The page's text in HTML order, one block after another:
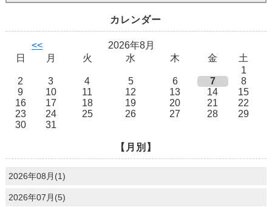
カレンダー
<<
2026年8月
日
月 火 水 木 金
土
1
2
3 4 5 6 7
8
9
10 11 12 13 14
15
16
17 18 19 20 21
22
23
24 25 26 27 28
29
30
31
【月別】
2026年08月(1)
2026年07月(5)